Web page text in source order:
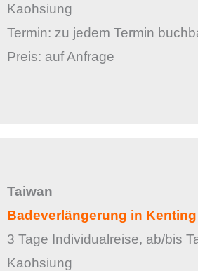
Kaohsiung
Termin: zu jedem Termin
Preis: auf Anfrage
Taiwan
Badeverlängerung in Kenting
3 Tage Individualreise, ab/bis
Kaohsiung